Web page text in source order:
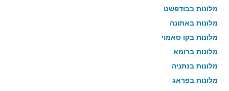
מלונות בבודפשט
מלונות באתונה
מלונות בקו סאמוי
מלונות ברומא
מלונות בנתניה
מלונות בפראג